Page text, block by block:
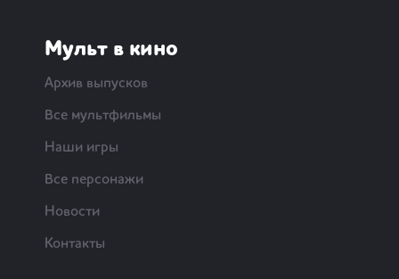
Мульт в кино
Архив выпусков
Все мультфильмы
Наши игры
Все персонажи
Новости
Контакты